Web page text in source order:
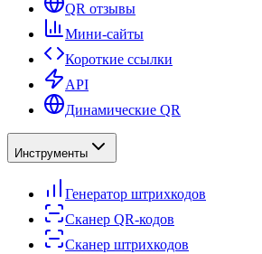
QR отзывы
Мини-сайты
Короткие ссылки
API
Динамические QR
Инструменты
Генератор штрихкодов
Сканер QR-кодов
Сканер штрихкодов